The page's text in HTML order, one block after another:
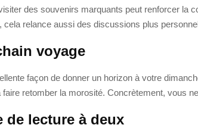
des souvenirs marquants peut renforcer
relance aussi des discussions plus
voyage
façon de donner un horizon à votre
retomber la morosité. Concrètement, vous
de lecture à deux